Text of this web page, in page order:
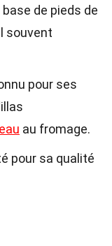
de pieds de
souvent
pour ses
au fromage.
pour sa qualité